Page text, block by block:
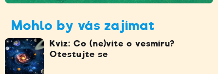
Mohlo by vás zajímat
Kvíz: Co (ne)víte o vesmíru?
Otestujte se